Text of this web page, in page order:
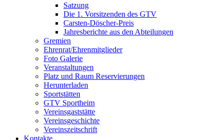
Satzung
Die 1. Vorsitzenden des GTV
Carsten-Döscher-Preis
Jahresberichte aus den Abteilungen
Gremien
Ehrenrat/Ehrenmitglieder
Foto Galerie
Veranstaltungen
Platz und Raum Reservierungen
Herunterladen
Sportstätten
GTV Sportheim
Vereinsgaststätte
Vereinsgeschichte
Vereinszeitschrift
Kontakte